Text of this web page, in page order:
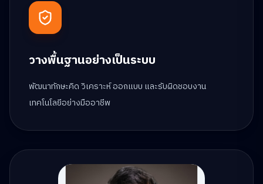
วางพื้นฐานอย่างเป็นระบบ
พัฒนาทักษะคิด วิเคราะห์ ออกแบบ และรับผิดชอบงาน
เทคโนโลยีอย่างมืออาชีพ